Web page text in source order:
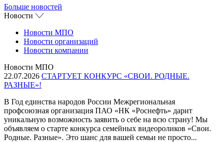
Больше новостей
Новости
Новости МПО
Новости организаций
Новости компании
Новости МПО
22.07.2026 СТАРТУЕТ КОНКУРС «СВОИ. РОДНЫЕ.
РАЗНЫЕ»!
В Год единства народов России Межрегиональная
профсоюзная организация ПАО «НК «Роснефть» дарит
уникальную возможность заявить о себе на всю страну! Мы
объявляем о старте конкурса семейных видеороликов «Свои.
Родные. Разные». Это шанс для вашей семьи не просто...